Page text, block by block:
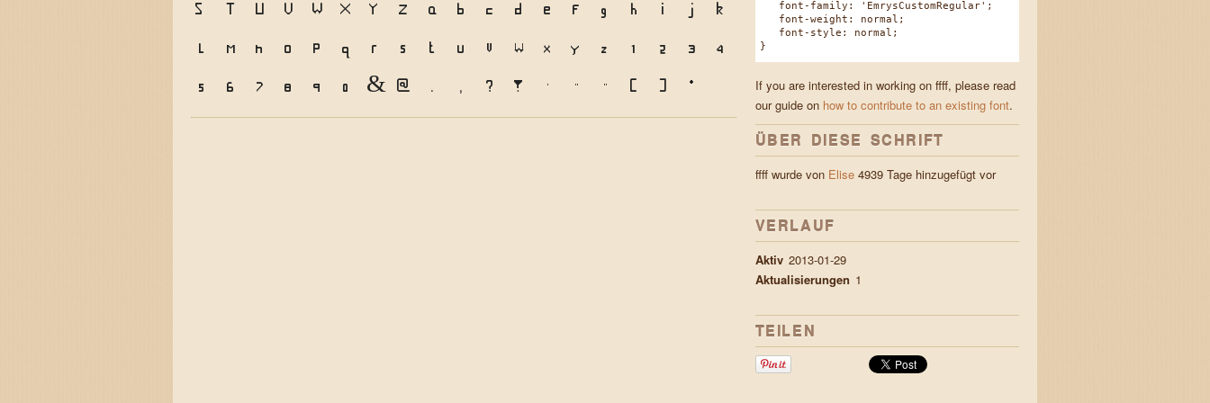
l
m n o p q r s t u v w x y z 1 2 3
4
5
6 7 8 9 0 & @ ? ! ' " " ( ) *
font-family: 'EmrysCustomRegular';
font-weight: normal;
font-style: normal;
}
If you are interested in working on ffff, please read
our guide on how to contribute to an existing font.
ÜBER DIESE SCHRIFT
ffff wurde von Elise4939 Tage hinzugefügt vor
VERLAUF
Aktiv 2013-01-29
Aktualisierungen 1
TEILEN